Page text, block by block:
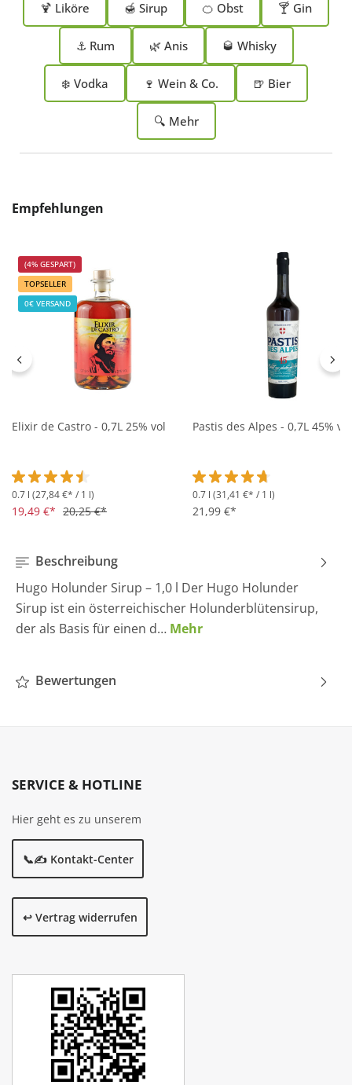
🍹 Liköre 🍯 Sirup 🍊 Obst 🍸 Gin
⚓ Rum 🌿 Anis 🥃 Whisky
❄️ Vodka 🍷 Wein & Co. 🍺 Bier
🔍 Mehr
Produktgalerie überspringen
Empfehlungen
(4% GESPART)
TOPSELLER
0€ VERSAND
Elixir de Castro - 0,7L 25% vol
Durchschnittliche Bewertung von 4.5 von 5 Sternen
0.7 l (27,84 €* / 1 l)
19,49 €* 20,25 €*
Pastis des Alpes - 0,7L 45% vol
Durchschnittliche
0.7 l (31,41 €* / 1 l)
21,99 €*
Beschreibung
Hugo Holunder Sirup – 1,0 l Der Hugo Holunder
Sirup ist ein österreichischer Holunderblütensirup,
der als Basis für einen d… Mehr
Bewertungen
SERVICE & HOTLINE
Hier geht es zu unserem
📞✍️ Kontakt-Center
↩️ Vertrag widerrufen